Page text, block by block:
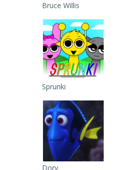
Bruce Willis
Sprunki
Dory